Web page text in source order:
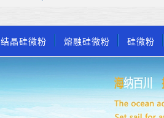
结晶硅微粉 熔融硅微粉 硅微粉